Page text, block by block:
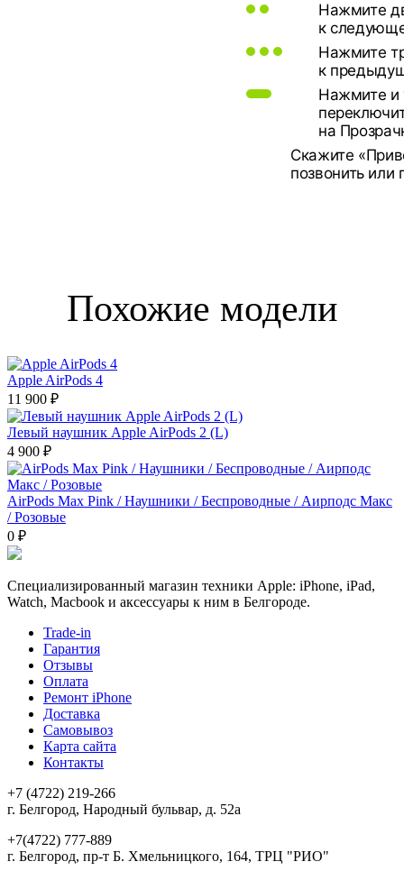
Нажмите
к
Нажмите
к
Нажмите и
на
Скажите
позвонить
Похожие модели
Apple AirPods 4
11 900 ₽
Левый наушник Apple AirPods 2 (L)
4 900 ₽
AirPods Max Pink / Наушники / Беспроводные / Аирподс Макс
/ Розовые
0 ₽
Специализированный магазин техники Apple: iPhone, iPad,
Watch, Macbook и аксессуары к ним в Белгороде.
Trade-in
Гарантия
Отзывы
Оплата
Ремонт iPhone
Доставка
Самовывоз
Карта сайта
Контакты
+7 (4722) 219-266
г. Белгород, Народный бульвар, д. 52а
+7(4722) 777-889
г. Белгород, пр-т Б. Хмельницкого, 164, ТРЦ "РИО"